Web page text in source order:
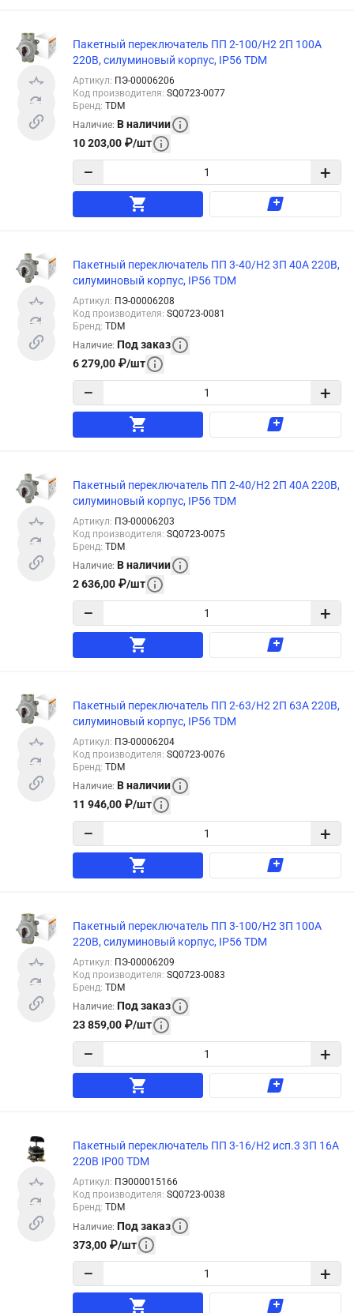
Пакетный переключатель ПП 2-100/Н2 2П 100А
220В, силуминовый корпус, IP56 TDM
Артикул: ПЭ-00006206
Код производителя: SQ0723-0077
Бренд: TDM
Наличие: В наличии
10 203,00 ₽/шт
− +
Пакетный переключатель ПП 3-40/Н2 3П 40А 220В,
силуминовый корпус, IP56 TDM
Артикул: ПЭ-00006208
Код производителя: SQ0723-0081
Бренд: TDM
Наличие: Под заказ
6 279,00 ₽/шт
− +
Пакетный переключатель ПП 2-40/Н2 2П 40А 220В,
силуминовый корпус, IP56 TDM
Артикул: ПЭ-00006203
Код производителя: SQ0723-0075
Бренд: TDM
Наличие: В наличии
2 636,00 ₽/шт
− +
Пакетный переключатель ПП 2-63/Н2 2П 63А 220В,
силуминовый корпус, IP56 TDM
Артикул: ПЭ-00006204
Код производителя: SQ0723-0076
Бренд: TDM
Наличие: В наличии
11 946,00 ₽/шт
− +
Пакетный переключатель ПП 3-100/Н2 3П 100А
220В, силуминовый корпус, IP56 TDM
Артикул: ПЭ-00006209
Код производителя: SQ0723-0083
Бренд: TDM
Наличие: Под заказ
23 859,00 ₽/шт
− +
Пакетный переключатель ПП 3-16/Н2 исп.3 3П 16А
220В IP00 TDM
Артикул: ПЭ000015166
Код производителя: SQ0723-0038
Бренд: TDM
Наличие: Под заказ
373,00 ₽/шт
− +